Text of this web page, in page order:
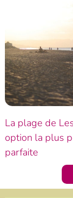
La plage de
option la plus
parfaite